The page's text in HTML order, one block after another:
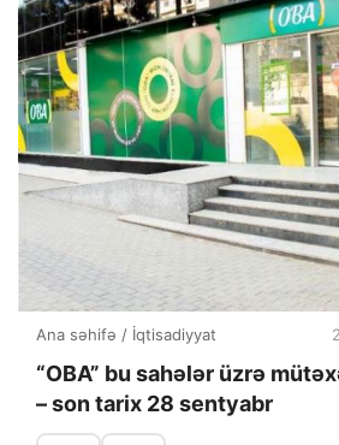
Ana səhifə / İqtisadiyyat
“OBA” bu sahələr üzrə
– son tarix 28 sentyabr